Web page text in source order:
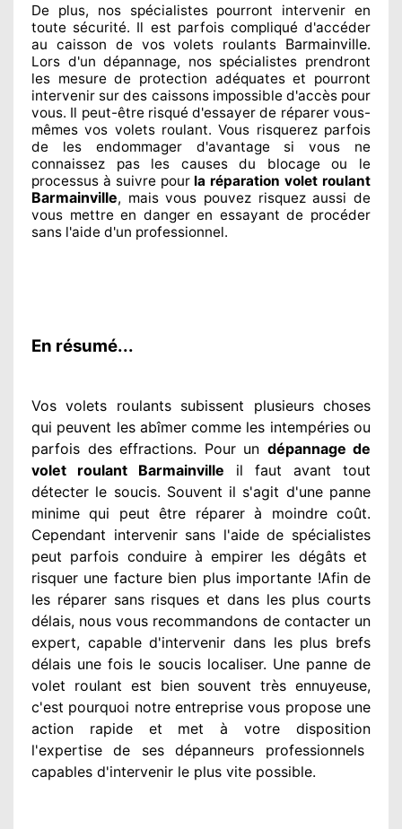
De plus, nos spécialistespourront intervenir en
toute sécurité. Il est parfois compliquéd'accéder
au caisson de vos volets roulants Barmainville.
Lors d'un dépannage, nos spécialistes prendront
les mesure de protection adéquateset pourront
intervenir sur des caissons impossible d'accès pour
vous. Il peut-être risquéd'essayer de réparervous-
mêmes vos volets roulant. Vous risquerez parfois
de les endommagerd'avantage si vous ne
connaissez pas les causes du blocage ou le
processus à suivre pour la réparation volet roulant
Barmainville, mais vous pouvez risquez aussi de
vous mettre en danger en essayant de procéder
sans l'aide d'un professionnel.
En résumé...
Vos volets roulants subissent plusieurschoses
qui peuvent les abîmercomme les intempéries ou
parfois des effractions. Pour un dépannage de
volet roulant Barmainville il faut avant tout
détecter le soucis. Souvent il s'agit d'une panne
minime qui peut être réparerà moindrecoût.
Cependant intervenirsans l'aide de spécialistes
peut parfois conduire à empirer les dégâtset
risquer une facture bien plus importante !Afin de
les réparersans risques et dans les plus courts
délais, nous vous recommandons de contacterun
expert, capable d'intervenir dans les plus brefs
délais une fois le soucislocaliser. Une panne de
volet roulant est bien souvent très ennuyeuse,
c'est pourquoi notre entreprise vous propose une
action rapide et met à votre disposition
l'expertise de ses dépanneurs professionnels
capables d'intervenir le plus vite possible.